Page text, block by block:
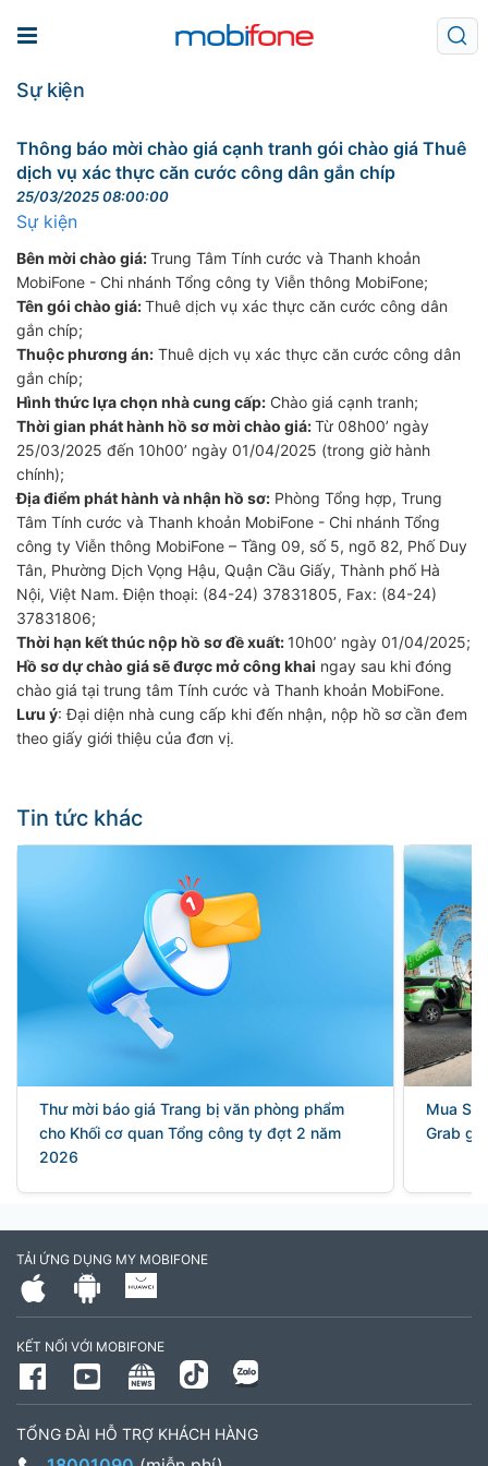
Sự kiện
Thông báo mời chào giá cạnh tranh gói chào giá Thuê
dịch vụ xác thực căn cước công dân gắn chíp
25/03/2025 08:00:00
Sự kiện
Bên mời chào giá:Trung Tâm Tính cước và Thanh khoản
MobiFone - Chi nhánh Tổng công ty Viễn thông MobiFone;
Tên gói chào giá:Thuê dịch vụ xác thực căn cước công dân
gắn chíp;
Thuộc phương án: Thuê dịch vụ xác thực căn cước công dân
gắn chíp;
Hình thức lựa chọn nhà cung cấp: Chào giá cạnh tranh;
Thời gian phát hành hồ sơ mời chào giá:Từ 08h00’ ngày
25/03/2025 đến 10h00’ ngày 01/04/2025 (trong giờ hành
chính);
Địa điểm phát hành và nhận hồ sơ: Phòng Tổng hợp, Trung
Tâm Tính cước và Thanh khoản MobiFone - Chi nhánh Tổng
công ty Viễn thông MobiFone – Tầng 09, số 5, ngõ 82, Phố Duy
Tân, Phường Dịch Vọng Hậu, Quận Cầu Giấy, Thành phố Hà
Nội, Việt Nam. Điện thoại: (84-24) 37831805, Fax: (84-24)
37831806;
Thời hạn kết thúc nộp hồ sơ đề xuất: 10h00’ ngày 01/04/2025;
Hồ sơ dự chào giá sẽ được mở công khai ngay sau khi đóng
chào giá tại trung tâm Tính cước và Thanh khoản MobiFone.
Lưu ý: Đại diện nhà cung cấp khi đến nhận, nộp hồ sơ cần đem
theo giấy giới thiệu của đơn vị.
Tin tức khác
Thư mời báo giá Trang bị văn phòng phẩm
cho Khối cơ quan Tổng công ty đợt 2 năm
2026
Mua
Grab
TẢI ỨNG DỤNG MY MOBIFONE
KẾT NỐI VỚI MOBIFONE
TỔNG ĐÀI HỖ TRỢ KHÁCH HÀNG